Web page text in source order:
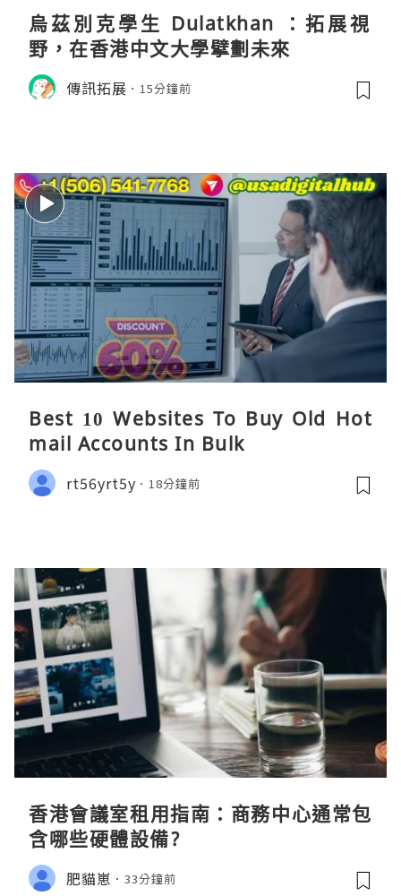
烏茲別克學生 Dulatkhan ：拓展視
野，在香港中文大學擘劃未來
傳訊拓展 15分鐘前
Best 10 Websites To Buy Old Hot
mail Accounts In Bulk
rt56yrt5y 18分鐘前
香港會議室租用指南：商務中心通常包
含哪些硬體設備?
肥貓崽 33分鐘前